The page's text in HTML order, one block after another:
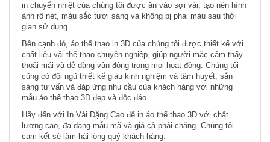
in chuyển nhiệt của chúng tôi được ăn vào sợi vải, tạo nên hình
ảnh rõ nét, màu sắc tươi sáng và không bị phai màu sau thời
gian sử dụng.
Bên cạnh đó, áo thể thao in 3D của chúng tôi được thiết kế với
chất liệu vải thể thao chuyên nghiệp, giúp người mặc cảm thấy
thoải mái và dễ dàng vận động trong mọi hoạt động. Chúng tôi
cũng có đội ngũ thiết kế giàu kinh nghiệm và tâm huyết, sẵn
sàng tư vấn và đáp ứng nhu cầu của khách hàng với những
mẫu áo thể thao 3D đẹp và độc đáo.
Hãy đến với In Vải Đặng Cao để in áo thể thao 3D với chất
lượng cao, đa dạng mẫu mã và giá cả phải chăng. Chúng tôi
cam kết sẽ làm hài lòng quý khách hàng.